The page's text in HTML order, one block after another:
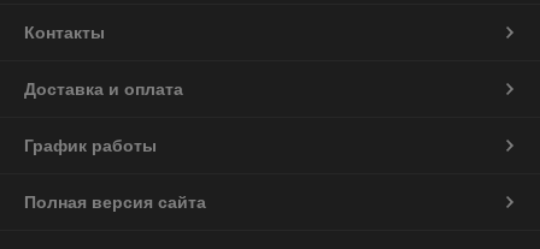
Контакты
Доставка и оплата
График работы
Полная версия сайта